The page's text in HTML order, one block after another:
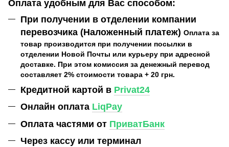
Оплата удобным для Вас способом:
При получении в отделении компании
перевозчика (Наложенный платеж) Оплата за
товар производится при получении посылки в
отделении Новой Почты или курьеру при адресной
доставке. При этом комиссия за денежный перевод
составляет 2% стоимости товара + 20 грн.
Кредитной картой в Privat24
Онлайн оплата LiqPay
Оплата частями от ПриватБанк
Через кассу или терминал